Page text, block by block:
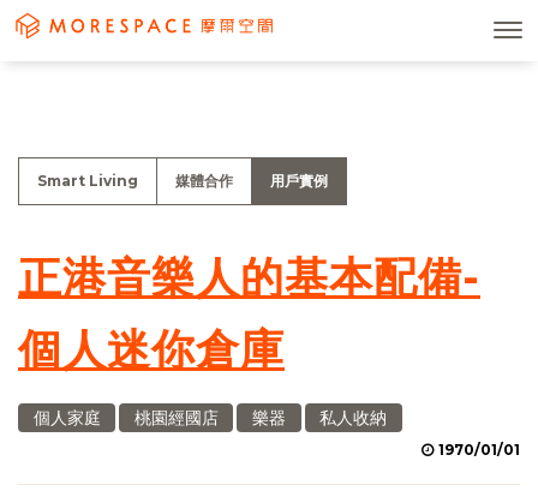
Smart Living 媒體合作 用戶實例
正港音樂人的基本配備-
個人迷你倉庫
個人家庭 桃園經國店 樂器 私人收納
1970/01/01